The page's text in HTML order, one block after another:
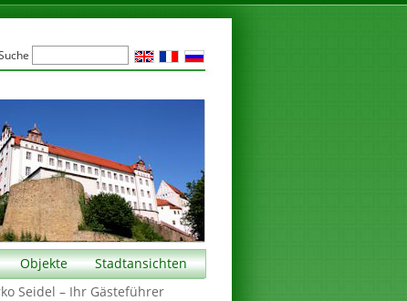
Objekte
Stadtansichten
Seidel – Ihr Gästeführer